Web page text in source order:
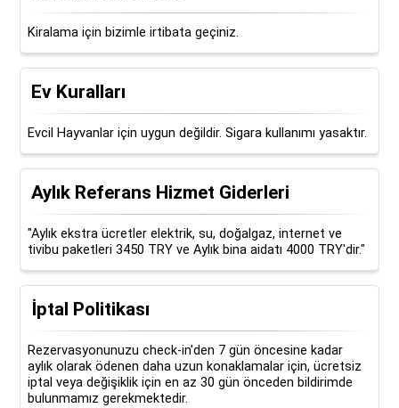
Kiralama için bizimle irtibata geçiniz.
Ev Kuralları
Evcil Hayvanlar için uygun değildir. Sigara kullanımı yasaktır.
Aylık Referans Hizmet Giderleri
"Aylık ekstra ücretler elektrik, su, doğalgaz, internet ve
tivibu paketleri 3450 TRY ve Aylık bina aidatı 4000 TRY'dir."
İptal Politikası
Rezervasyonunuzu check-in'den 7 gün öncesine kadar
aylık olarak ödenen daha uzun konaklamalar için, ücretsiz
iptal veya değişiklik için en az 30 gün önceden bildirimde
bulunmamız gerekmektedir.